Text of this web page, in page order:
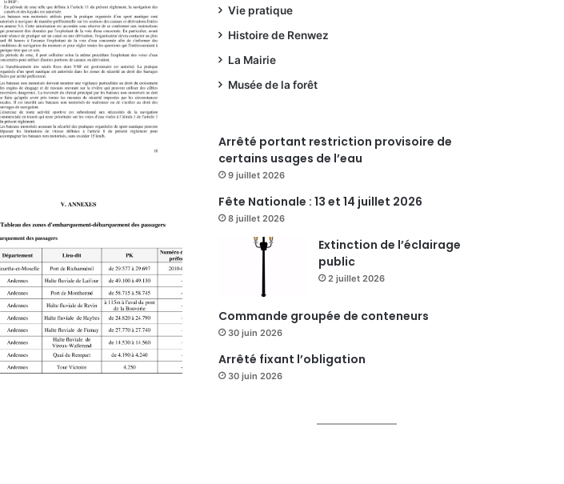
Vie pratique
Histoire de Renwez
La Mairie
Musée de la forêt
Arrêté portant restriction provisoire de
certains usages de l’eau
9 juillet 2026
Fête Nationale : 13 et 14 juillet 2026
8 juillet 2026
Extinction de l’éclairage
public
2 juillet 2026
Commande groupée de conteneurs
30 juin 2026
Arrêté fixant l’obligation
30 juin 2026